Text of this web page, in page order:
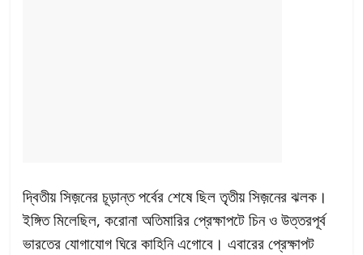
দ্বিতীয় সিজ়নের চূড়ান্ত পর্বের শেষে ছিল তৃতীয় সিজ়নের ঝলক।
ইঙ্গিত মিলেছিল, করোনা অতিমারির প্রেক্ষাপটে চিন ও উত্তরপূর্ব
ভারতের যোগাযোগ ঘিরে কাহিনি এগোবে। এবারের প্রেক্ষাপট